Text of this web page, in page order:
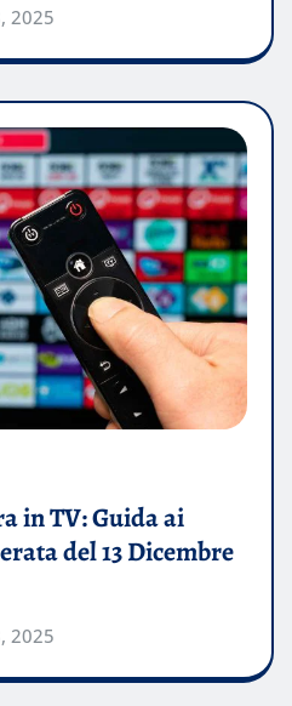
2025
in TV: Guida ai
del 13 Dicembre
2025